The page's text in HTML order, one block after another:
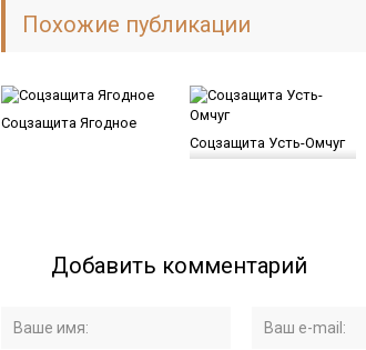
Похожие публикации
Соцзащита Ягодное
Соцзащита Усть-Омчуг
Добавить комментарий